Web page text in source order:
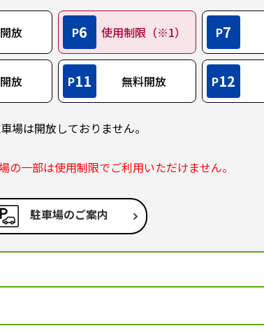
放 P6 使用制限（※1） P7
放 P11 無料開放 P12
場は開放しておりません。
一部は使用制限でご利用いただけません。
駐車場のご案内